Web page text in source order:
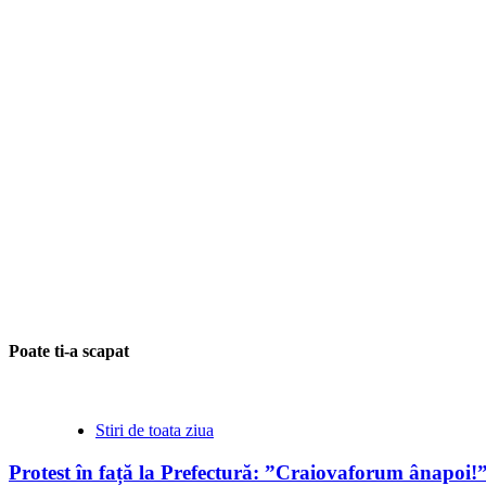
Poate ti-a scapat
Stiri de toata ziua
Protest în față la Prefectură: ”Craiovaforum